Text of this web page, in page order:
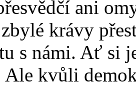
ani
krávy
s námi. Ať si
Ale kvůli